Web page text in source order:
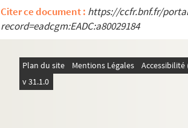
Citer ce document : https://ccfr.bnf.fr/
record=eadcgm:EADC:a80029184
Plan du site Mentions Légales
v 31.1.0